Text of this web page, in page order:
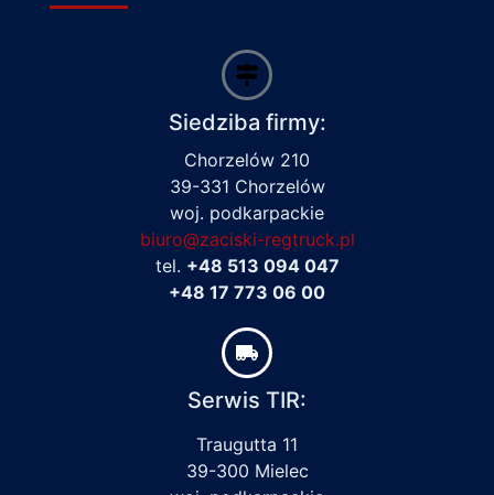
Siedziba firmy:
Chorzelów 210
39-331 Chorzelów
woj. podkarpackie
biuro@zaciski-regtruck.pl
tel. +48 513 094 047
+48 17 773 06 00
Serwis TIR:
Traugutta 11
39-300 Mielec